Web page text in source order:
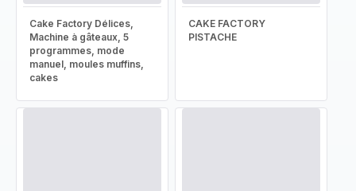
Cake Factory Délices,
Machine à gâteaux, 5
programmes, mode
manuel, moules muffins,
cakes
CAKE FACTORY
PISTACHE